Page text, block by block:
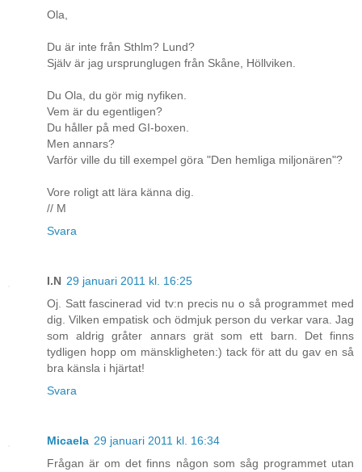
Ola,
Du är inte från Sthlm? Lund?
Själv är jag ursprunglugen från Skåne, Höllviken.
Du Ola, du gör mig nyfiken.
Vem är du egentligen?
Du håller på med GI-boxen.
Men annars?
Varför ville du till exempel göra "Den hemliga miljonären"?
Vore roligt att lära känna dig.
// M
Svara
I.N 29 januari 2011 kl. 16:25
Oj. Satt fascinerad vid tv:n precis nu o så programmet med
dig. Vilken empatisk och ödmjuk person du verkar vara. Jag
som aldrig gråter annars grät som ett barn. Det finns
tydligen hopp om mänskligheten:) tack för att du gav en så
bra känsla i hjärtat!
Svara
Micaela 29 januari 2011 kl. 16:34
Frågan är om det finns någon som såg programmet utan